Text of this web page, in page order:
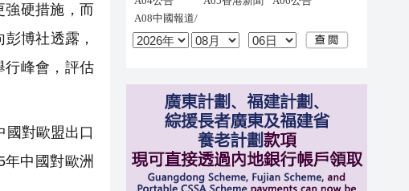
強硬措施，而
博社透露，
行峰會，評估
國對歐盟出口
中國對歐洲